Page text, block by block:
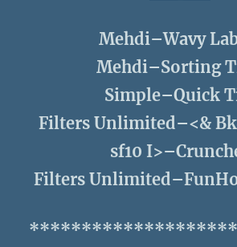
Mehdi–Wavy Lab
Mehdi–Sorting
Simple–Quick
Filters Unlimited–<&
sf10
Filters